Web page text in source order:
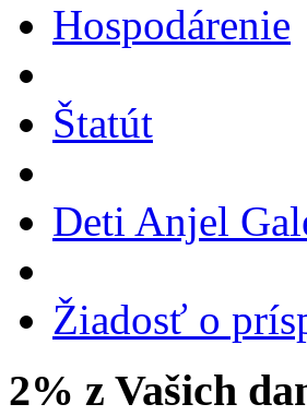
Hospodárenie
Štatút
Deti Anjel
Žiadosť o
2% z Vašich